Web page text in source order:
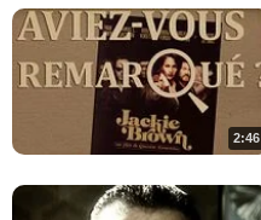
2:46